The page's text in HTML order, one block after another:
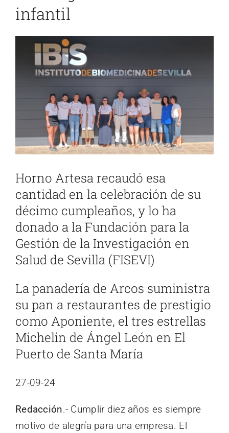
infantil
Horno Artesa recaudó esa
cantidad en la celebración de su
décimo cumpleaños, y lo ha
donado a la Fundación para la
Gestión de la Investigación en
Salud de Sevilla (FISEVI)
La panadería de Arcos suministra
su pan a restaurantes de prestigio
como Aponiente, el tres estrellas
Michelin de Ángel León en El
Puerto de Santa María
27-09-24
Redacción.- Cumplir diez años es siempre
motivo de alegría para una empresa. El